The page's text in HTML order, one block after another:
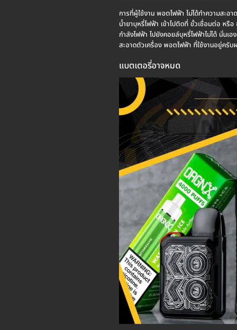
การที่ผู้ใช้งาน พอตไฟฟ้า ไม่ได้ทำความสะ
น้ำยาบุหรี่ไฟฟ้า เข้าไปติดที่ ขั้วเชื่อมต่อ หรื
กำลังไฟฟ้า ไปยังคอยล์บุหรี่ไฟฟ้าไม่ได้ นั่น
สะอาดตัวเครื่อง พอตไฟฟ้า ที่ใช้งานอยู่ครั
แบตเตอรี่อาจหมด